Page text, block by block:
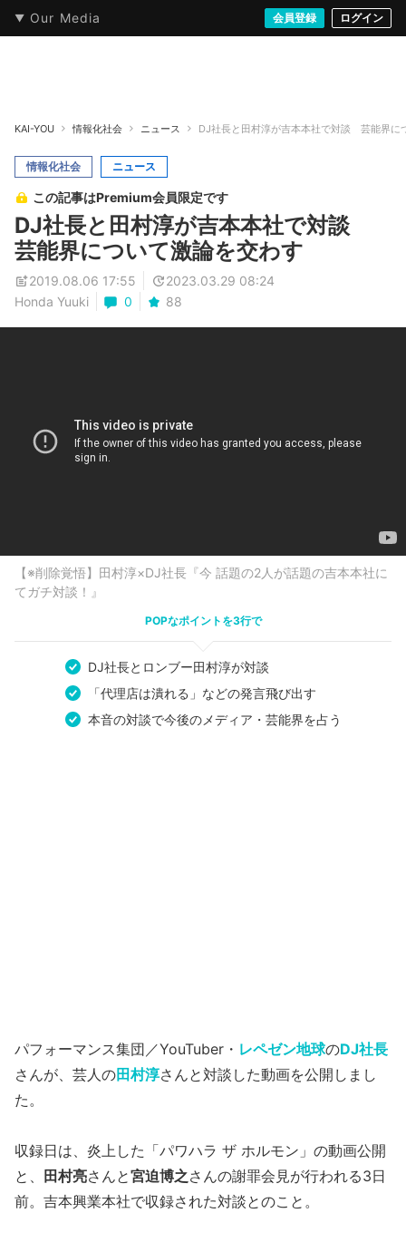
Our Media 会員登録 ログイン
本・文芸 情報化社会 音楽・映像 ゲームストリート
KAI-YOU 情報化社会 ニュース DJ社長と田村淳が吉本本社で対談 芸能界に
情報化社会 ニュース
この記事はPremium会員限定です
DJ社長と田村淳が吉本本社で対談
芸能界について激論を交わす
2019.08.06 17:55
2023.03.29 08:24
Honda Yuuki
0 88
【※削除覚悟】田村淳×DJ社長『今 話題の2人が話題の吉本本社に
てガチ対談！』
POPなポイントを3行で
DJ社長とロンブー田村淳が対談
「代理店は潰れる」などの発言飛び出す
本音の対談で今後のメディア・芸能界を占う
パフォーマンス集団／YouTuber・ レペゼン地球のDJ社長
さんが、芸人の田村淳さんと対談した動画を公開しまし
た。
収録日は、炎上した「パワハラ ザ ホルモン」の動画公開
と、
田村亮さんと宮迫博之さんの謝罪会見が行われる3日
前。吉本興業本社で収録された対談とのこと。